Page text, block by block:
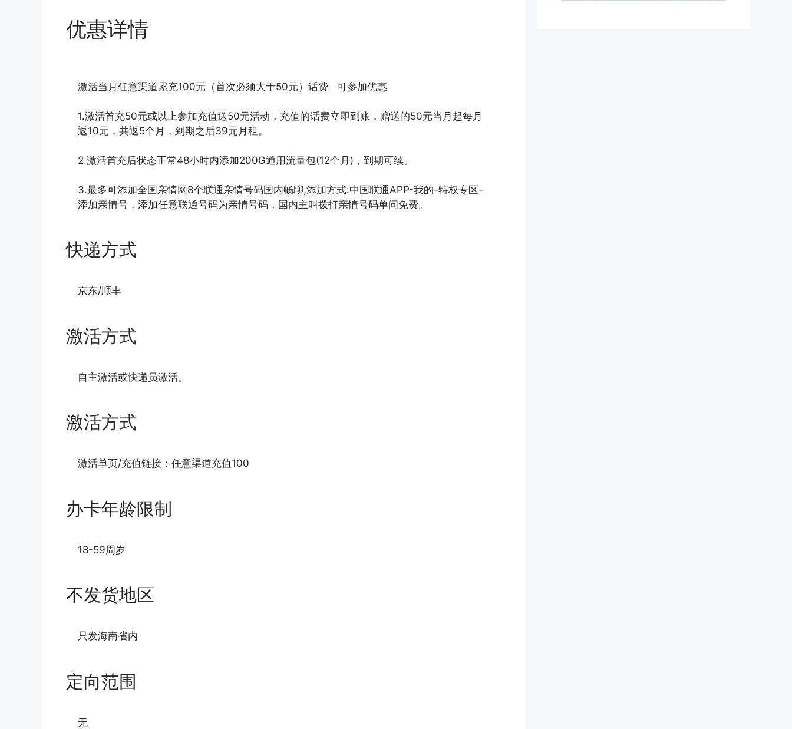
优惠详情
激活当月任意渠道累充100元（首次必须大于50元）话费 可参加优惠
1.激活首充50元或以上参加充值送50元活动，充值的话费立即到账，赠送的50元当月起每月
返10元，共返5个月，到期之后39元月租。
2.激活首充后状态正常48小时内添加200G通用流量包(12个月)，到期可续。
3.最多可添加全国亲情网8个联通亲情号码国内畅聊,添加方式:中国联通APP-我的-特权专区-
添加亲情号，添加任意联通号码为亲情号码，国内主叫拨打亲情号码单问免费。
快递方式
京东/顺丰
激活方式
自主激活或快递员激活。
激活方式
激活单页/充值链接：任意渠道充值100
办卡年龄限制
18-59周岁
不发货地区
只发海南省内
定向范围
无